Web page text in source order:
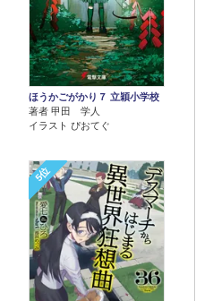
ほうかごがかり７ 立穎小学校
著者 甲田 学人
イラスト ぴおてぐ
5位